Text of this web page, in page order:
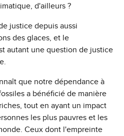
d'ailleurs ?
justice depuis aussi
des glaces, et le
autant une question de justice
que notre dépendance à
a bénéficié de manière
tout en ayant un impact
les plus pauvres et les
Ceux dont l'empreinte